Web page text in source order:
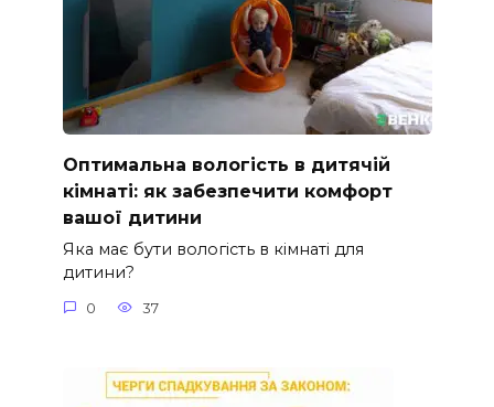
Оптимальна вологість в дитячій
кімнаті: як забезпечити комфорт
вашої дитини
Яка має бути вологість в кімнаті для
дитини?
0 37